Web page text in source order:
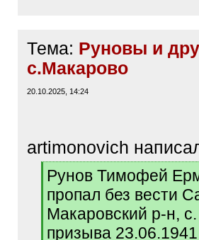
Тема: Руновы и
с.Макарово
20.10.2025, 14:24
artimonovich
[
qРунов Тимофей
пропал без вести
Макаровский р-н,
призыва